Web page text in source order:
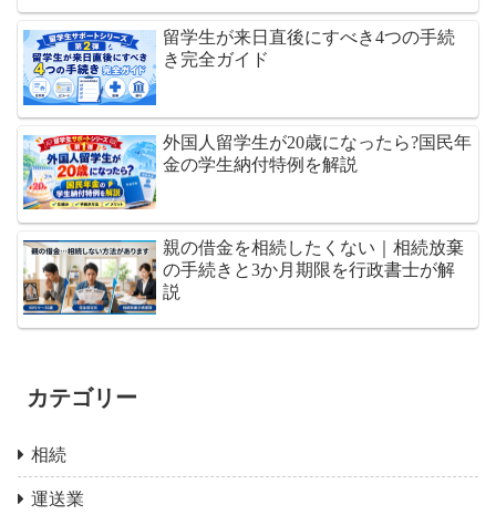
留学生が来日直後にすべき4つの手続
き完全ガイド
外国人留学生が20歳になったら?国民年
金の学生納付特例を解説
親の借金を相続したくない｜相続放棄
の手続きと3か月期限を行政書士が解
説
カテゴリー
相続
運送業